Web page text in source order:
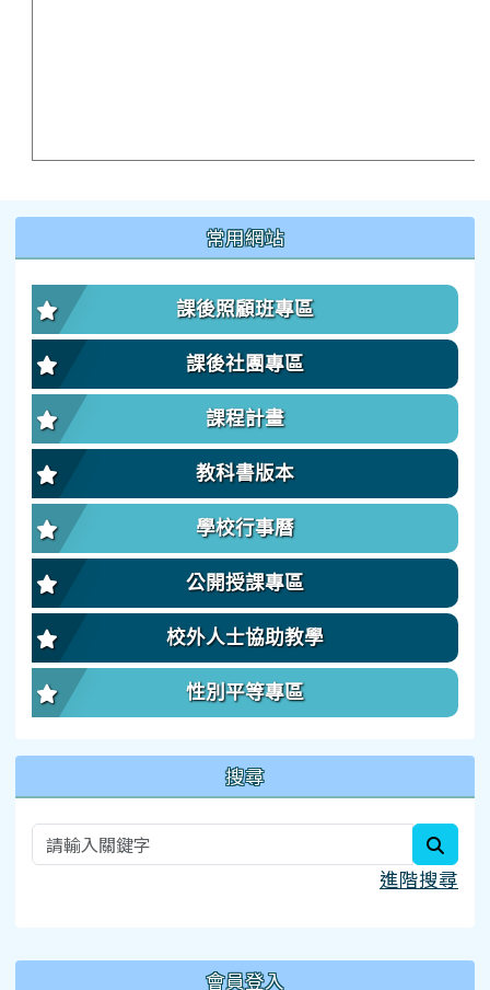
常用網站
課後照顧班專區
課後社團專區
課程計畫
教科書版本
學校行事曆
公開授課專區
校外人士協助教學
性別平等專區
搜尋
進階搜尋
會員登入